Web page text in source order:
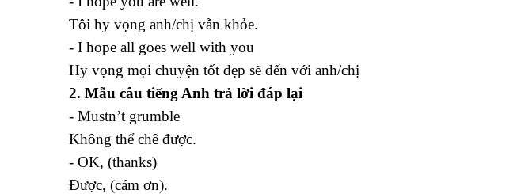
Tôi hy vọng anh/chị vẫn khỏe.
- I hope all goes well with you
Hy vọng mọi chuyện tốt đẹp sẽ đến với anh/chị
2. Mẫu câu tiếng Anh trả lời đáp lại
- Mustn’t grumble
Không thể chê được.
- OK, (thanks)
Được, (cám ơn).